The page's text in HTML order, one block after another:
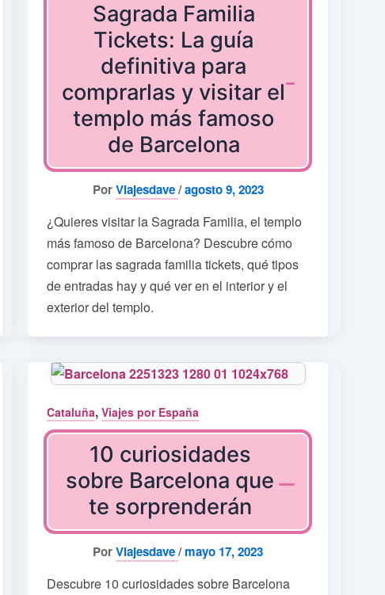
Sagrada Familia
Tickets: La guía
definitiva para
comprarlas y visitar el
templo más famoso
de Barcelona
PorViajesdave/agosto 9, 2023
¿Quieres visitar la Sagrada Familia, el templo
más famoso de Barcelona? Descubre cómo
comprar las sagrada familia tickets, qué tipos
de entradas hay y qué ver en el interior y el
exterior del templo.
Cataluña,Viajes por España
10 curiosidades
sobre Barcelona que
te sorprenderán
PorViajesdave/mayo 17, 2023
Descubre 10 curiosidades sobre Barcelona